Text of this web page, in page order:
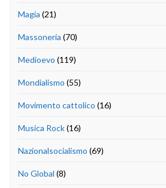
Magia (21)
Massoneria (70)
Medioevo (119)
Mondialismo (55)
Movimento cattolico (16)
Musica Rock(16)
Nazionalsocialismo (69)
No Global (8)